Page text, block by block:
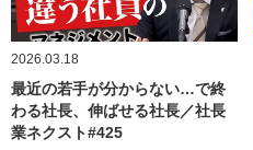
2026.03.18
最近の若手が分からない…で終
わる社長、伸ばせる社長／社長
業ネクスト#425